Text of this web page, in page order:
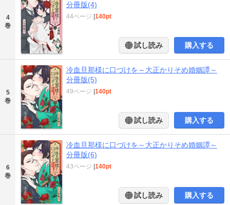
4
巻
分冊版(4)
44ページ 140pt
試し読み 購入する
5
巻
冷血旦那様に口づけを～大正かりそめ婚姻譚～
分冊版(5)
49ページ 140pt
試し読み 購入する
6
巻
冷血旦那様に口づけを～大正かりそめ婚姻譚～
分冊版(6)
43ページ 140pt
試し読み 購入する